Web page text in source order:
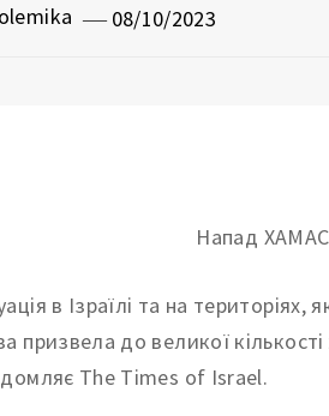
08/10/2023
в Ізраїлі та на
призвела до великої
The Times of Israel.